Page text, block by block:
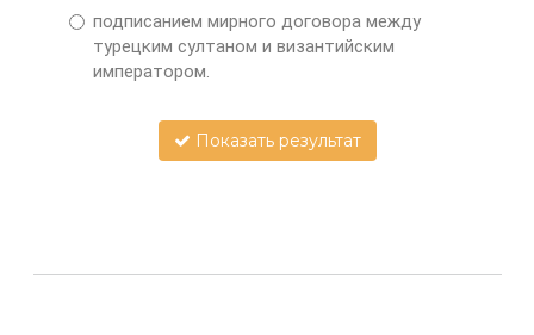
подписанием мирного договора между
турецким султаном и византийским
императором.
Показать результат